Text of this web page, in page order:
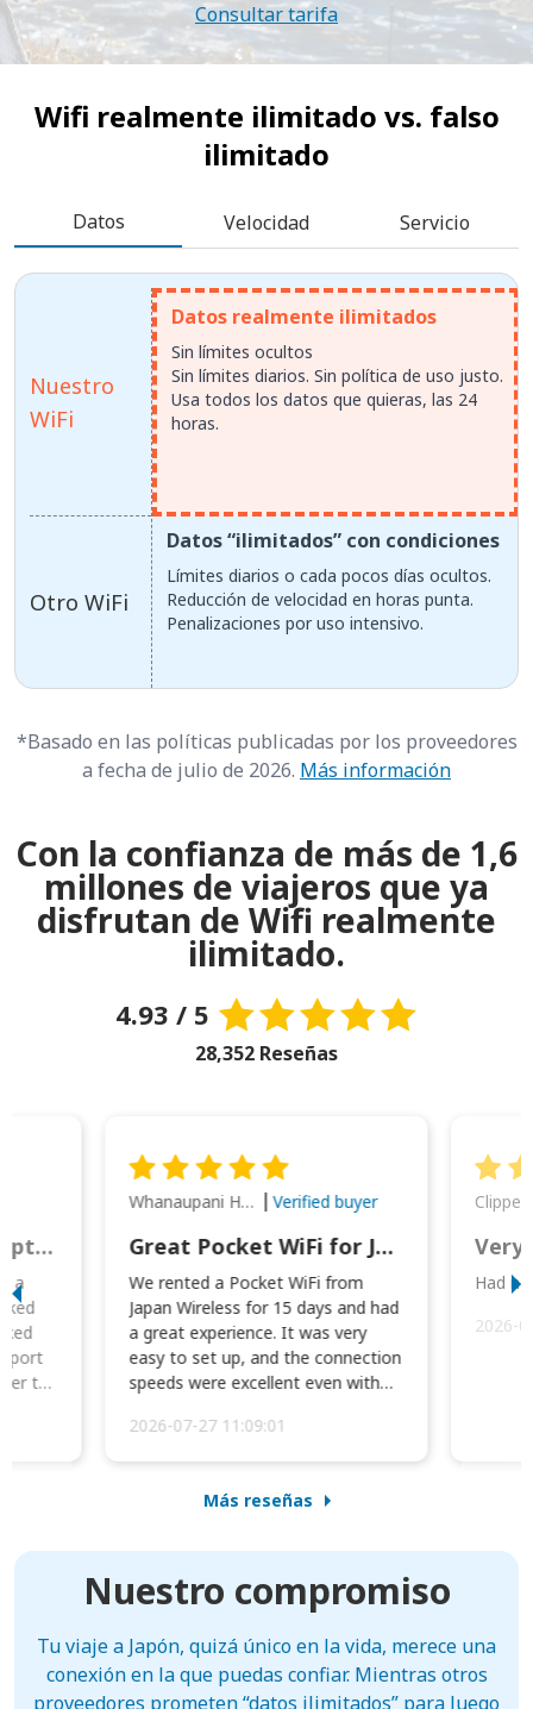
Consultar tarifa
Wifi realmente ilimitado vs. falso
ilimitado
Datos Velocidad Servicio
Nuestro
WiFi
Otro WiFi
Datos realmente ilimitados
Sin límites ocultos
Sin límites diarios. Sin política de uso justo.
Usa todos los datos que quieras, las 24
horas.
Datos “ilimitados” con condiciones
Límites diarios o cada pocos días ocultos.
Reducción de velocidad en horas punta.
Penalizaciones por uso intensivo.
*Basado en las políticas publicadas por los proveedores
a fecha de julio de 2026. Más información
Con la confianza de más de 1,6
millones de viajeros que ya
disfrutan de Wifi realmente
ilimitado.
4.93 / 5
28,352 Reseñas
This was wonderful option to a family of four. Everything worked smoothly.
a
to
Whanaupani Henry Joseph Macown Verified buyer
Great Pocket WiFi for Japan Travel
We rented a Pocket WiFi from
Japan Wireless for 15 days and had
a great experience. It was very
easy to set up, and the connection
speeds were excellent even with
2026-07-27 11:09:01
Very
Had
2026-
Más reseñas
Nuestro compromiso
Tu viaje a Japón, quizá único en la vida, merece una
conexión en la que puedas confiar. Mientras otros
proveedores prometen “datos ilimitados” para luego